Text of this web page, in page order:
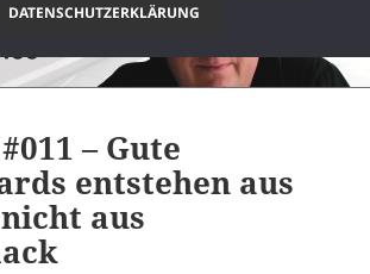
– Gute
entstehen aus
aus
DATENSCHUTZERKLÄRUNG